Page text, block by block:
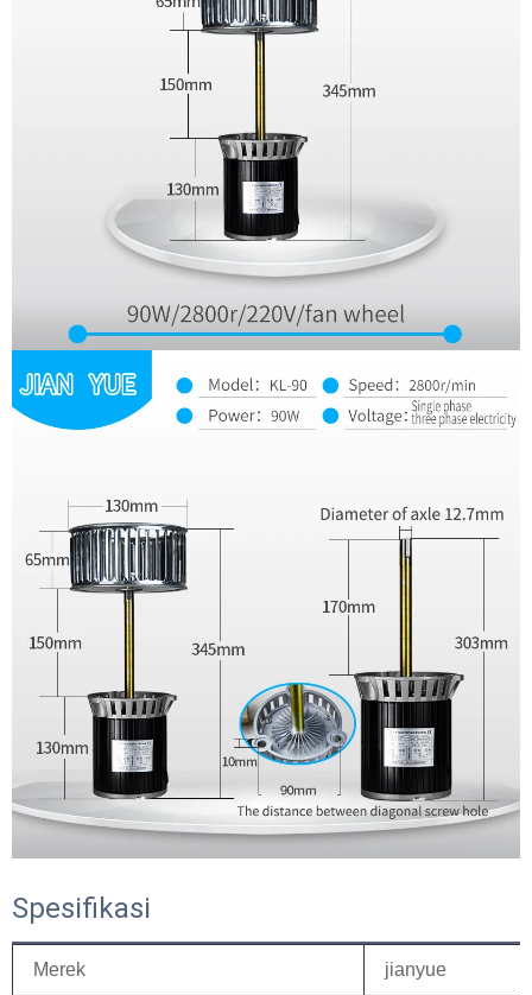
Spesifikasi
Merek jianyue